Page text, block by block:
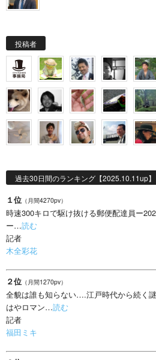
投稿者
過去30日間のランキング【2025.10.11up】
１位 （月間4270pv）
時速300キロで駆け抜ける郵便配達員ー
ー…読む
記者
木全彩花
２位 （月間1270pv）
全貌は誰も知らない….江戸時代から続く
はやロマン…読む
記者
福田ミキ